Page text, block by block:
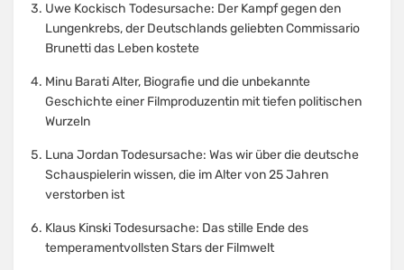
Uwe Kockisch Todesursache: Der Kampf gegen den
Lungenkrebs, der Deutschlands geliebten Commissario
Brunetti das Leben kostete
Minu Barati Alter, Biografie und die unbekannte
Geschichte einer Filmproduzentin mit tiefen politischen
Wurzeln
Luna Jordan Todesursache: Was wir über die deutsche
Schauspielerin wissen, die im Alter von 25 Jahren
verstorben ist
Klaus Kinski Todesursache: Das stille Ende des
temperamentvollsten Stars der Filmwelt